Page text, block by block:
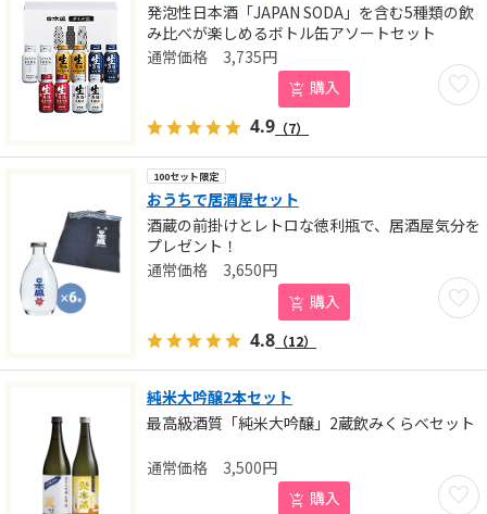
発泡性日本酒「JAPAN SODA」を含む5種類の飲
み比べが楽しめるボトル缶アソートセット
お気
3,735円
購入
4.9 （7）
100セット限定
おうちで居酒屋セット
酒蔵の前掛けとレトロな徳利瓶で、居酒屋気分を
プレゼント！
お気
3,650円
購入
4.8 （12）
純米大吟醸2本セット
最高級酒質「純米大吟醸」2蔵飲みくらべセット
お気
3,500円
購入